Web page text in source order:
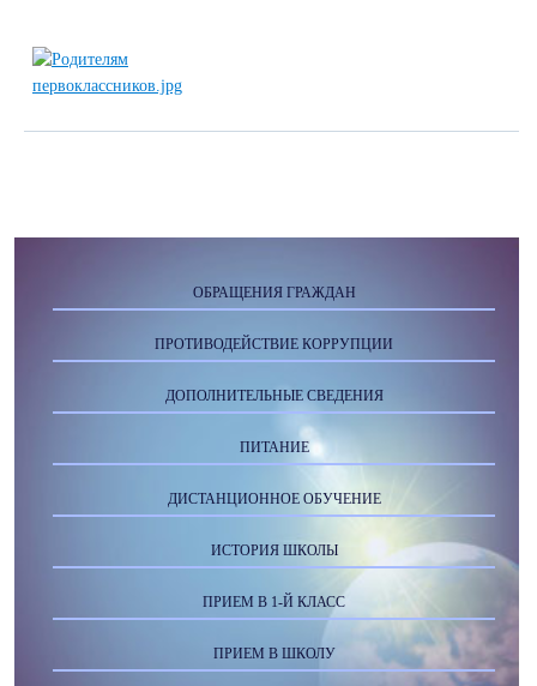
ОБРАЩЕНИЯ ГРАЖДАН
ПРОТИВОДЕЙСТВИЕ КОРРУПЦИИ
ДОПОЛНИТЕЛЬНЫЕ СВЕДЕНИЯ
ПИТАНИЕ
ДИСТАНЦИОННОЕ ОБУЧЕНИЕ
ИСТОРИЯ ШКОЛЫ
ПРИЕМ В 1-Й КЛАСС
ПРИЕМ В ШКОЛУ